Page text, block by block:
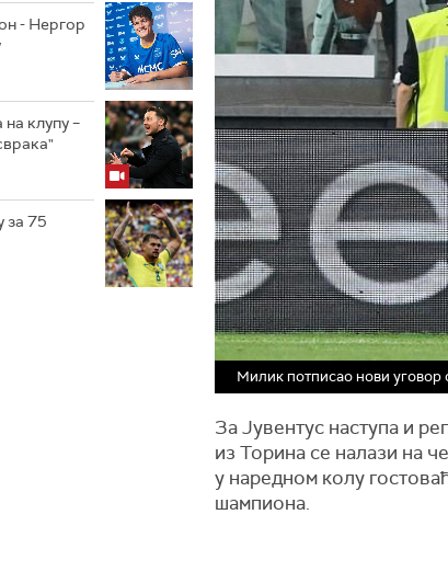
- Нергор
клупу –
за 75
Милик потписао нови уговор
За Јувентус наступа и
из Торина се налази на
у наредном колу
шампиона.